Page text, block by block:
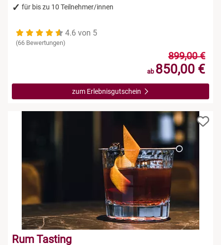
für bis zu 10 Teilnehmer/innen
4.6 von 5
(66 Bewertungen)
899,00 €
ab 850,00 €
zum Erlebnisgutschein
Rum Tasting